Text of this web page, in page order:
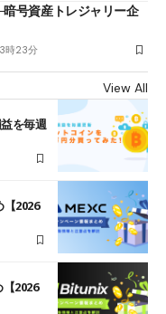
号資産トレジャリー企
時23分
View All
を毎週
2026
2026